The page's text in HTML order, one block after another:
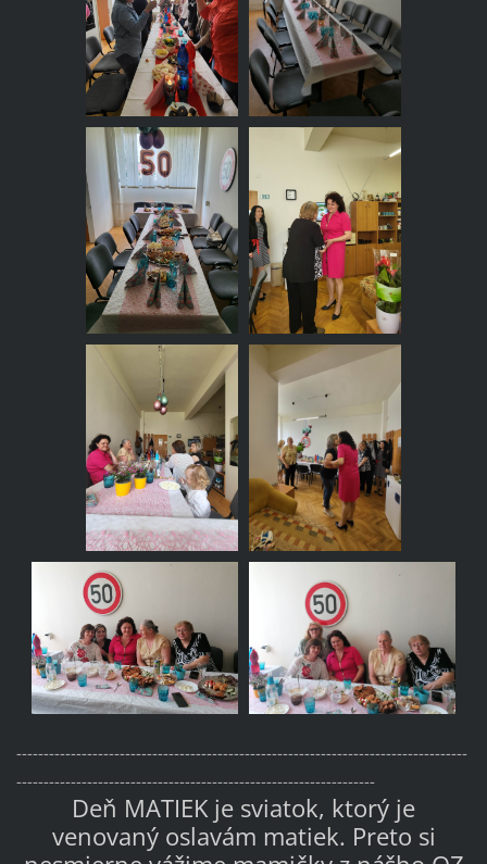
-----------------------------------------------------------------------------------
------------------------------------------------------------------
Deň MATIEK je sviatok, ktorý je
venovaný oslavám matiek. Preto si